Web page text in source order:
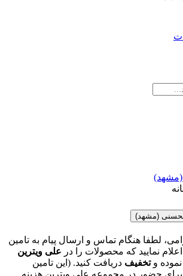
(مشهد)
لطفا هنگام تماس و ارسال پیام به تامین
نمایید که محصولات را در علی ویترین
وتخفیف دریافت کنید. (این تامین
برای حضور در مجموعه علی ویترین هزینه